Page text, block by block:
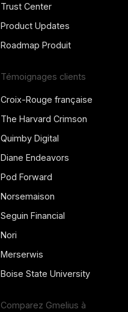
Trust Center
Product Updates
Roadmap Produit
Témoignages clients
Croix-Rouge française
The Harvard Crimson
Quimby Digital
Diane Endeavors
Pod Forward
Norsemaison
Seguin Financial
Nori
Merserwis
Boise State University
Comparez Gmelius à